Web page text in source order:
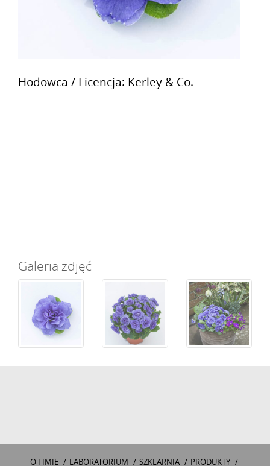
Hodowca / Licencja: Kerley & Co.
Galeria zdjęć
O FIMIE / LABORATORIUM / SZKLARNIA / PRODUKTY /